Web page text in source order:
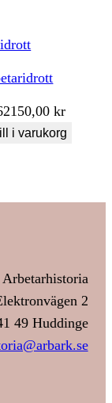
150,00kr
i varukorg
Arbetarhistoria
2
49 Huddinge